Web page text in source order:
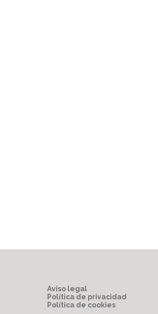
Aviso legal
Política de privacidad
Política de cookies